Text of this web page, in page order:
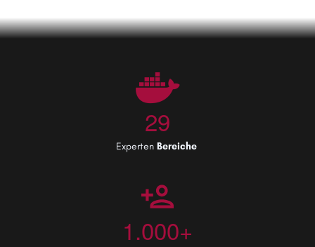
29
ExpertenBereiche
1.000+